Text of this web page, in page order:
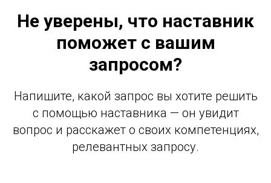
Не уверены, что наставник
поможет с вашим
запросом?
Напишите, какой запрос вы хотите решить
с помощью наставника — он увидит
вопрос и расскажет о своих компетенциях,
релевантных запросу.